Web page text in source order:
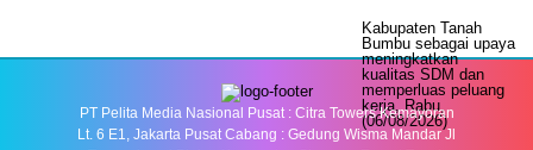
PT Pelita Media Nasional Pusat : Citra Towers Kemayoran
Lt. 6 E1, Jakarta Pusat Cabang : Gedung Wisma Mandar Jl